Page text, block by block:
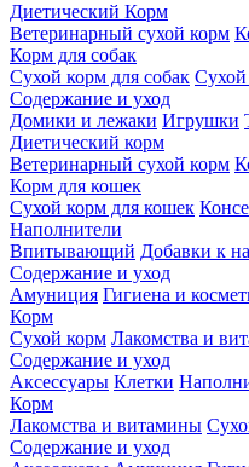
Диетический Корм
Ветеринарный сухой корм
Корм для собак
Сухой корм для собак Сухой
Содержание и уход
Домики и лежаки Игрушки
Диетический корм
Ветеринарный сухой корм
Корм для кошек
Сухой корм для кошек
Наполнители
Впитывающий Добавки к
Содержание и уход
Амуниция Гигиена и
Корм
Сухой корм Лакомства и
Содержание и уход
Аксессуары Клетки
Корм
Лакомства и витамины
Содержание и уход